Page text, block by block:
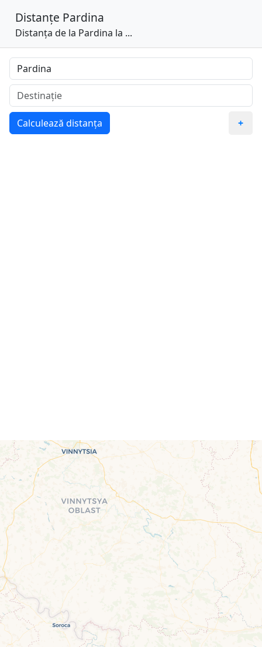
Distanțe Pardina
Distanța de la Pardina la ...
Calculează distanța +